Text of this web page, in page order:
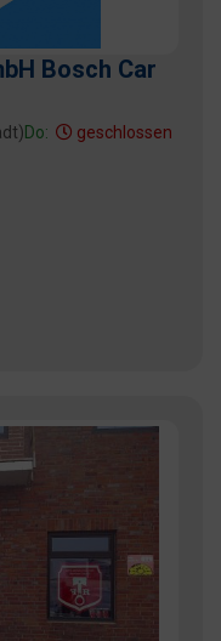
Bosch Car
Do: geschlossen